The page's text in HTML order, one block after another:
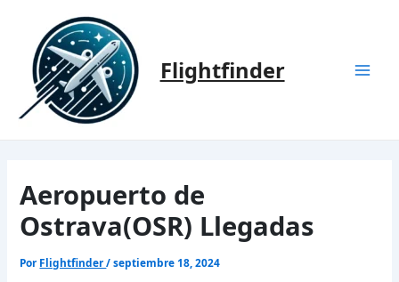
contenido
Flightfinder
Aeropuerto de
Ostrava(OSR) Llegadas
Por Flightfinder/septiembre 18, 2024